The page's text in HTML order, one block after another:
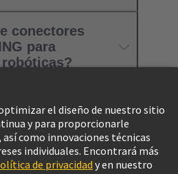
conectores
para
fiables en